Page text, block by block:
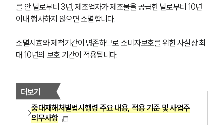
를 안 날로부터 3년, 제조업자가 제조물을 공급한 날로부터 10년
이내 행사하지 않으면 소멸합니다.
소멸시효와 제척기간이 병존하므로 소비자보호를 위한 사실상 최
대 10년의 보호 기간이 적용됩니다.
더보기
중대재해처벌법시행령 주요 내용, 적용 기준 및 사업주
의무사항